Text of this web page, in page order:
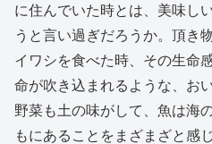
に住んでいた時とは、美味し
うと言い過ぎだろうか。頂き
イワシを食べた時、その生命
命が吹き込まれるような、お
野菜も土の味がして、魚は海
もにあることをまざまざと感